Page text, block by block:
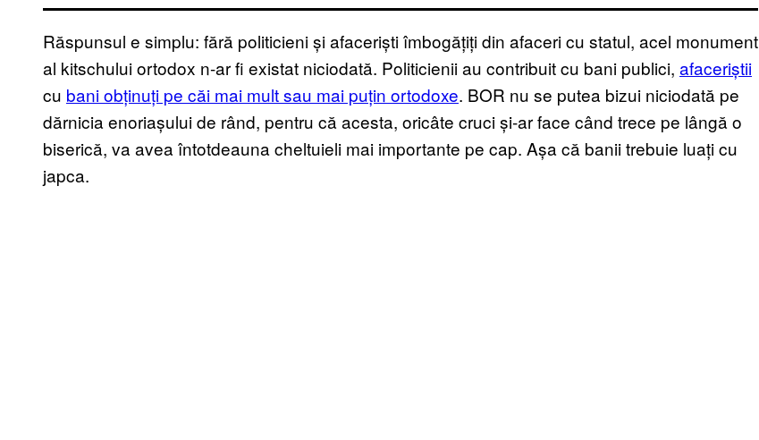
Răspunsul e simplu: fără politicieni și afaceriști îmbogățiți din afaceri cu statul, acel monument
al kitschului ortodox n-ar fi existat niciodată. Politicienii au contribuit cu bani publici, afaceriștii
cu bani obținuți pe căi mai mult sau mai puțin ortodoxe. BOR nu se putea bizui niciodată pe
dărnicia enoriașului de rând, pentru că acesta, oricâte cruci și-ar face când trece pe lângă o
biserică, va avea întotdeauna cheltuieli mai importante pe cap. Așa că banii trebuie luați cu
japca.